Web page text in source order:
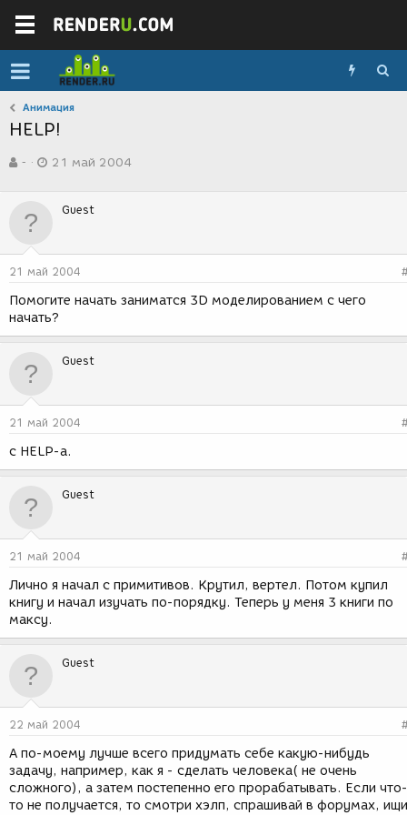
Анимация
HELP!
в
р
м
-
а
д
н
и
21 май 2004
Guest
21 май 2004
Помогите начать заниматся 3D моделированием с чего
начать?
Guest
21 май 2004
c HELP-а.
Guest
21 май 2004
Лично я начал с примитивов. Крутил, вертел. Потом купил
книгу и начал изучать по-порядку. Теперь у меня 3 книги по
максу.
Guest
22 май 2004
А по-моему лучше всего придумать себе какую-нибудь
задачу, например, как я - сделать человека( не очень
сложного), а затем постепенно его прорабатывать. Если что-
то не получается, то смотри хэлп, спрашивай в форумах, ищи